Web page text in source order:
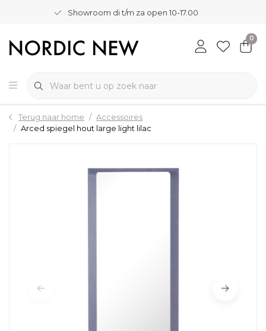
Showroom di t/m za open 10-17.00
0
Terug naar home
Accessoires
Arced spiegel hout large light lilac